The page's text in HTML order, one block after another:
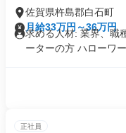
佐賀県杵島郡白石町
月給33万円～36万円
求める人材: 業界、職
ーターの方 ハローワー
正社員